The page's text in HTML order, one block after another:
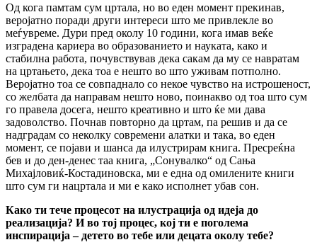
Од кога памтам сум цртала, но во еден момент прекинав,
веројатно поради други интереси што ме привлекле во
меѓувреме. Дури пред околу 10 години, кога имав веќе
изградена кариера во образованието и науката, како и
стабилна работа, почувствував дека сакам да му се навратам
на цртањето, дека тоа е нешто во што уживам потполно.
Веројатно тоа се совпаднало со некое чувство на истрошеност,
со желбата да направам нешто ново, поинакво од тоа што сум
го правела досега, нешто креативно и што ќе ми дава
задоволство. Почнав повторно да цртам, па решив и да се
надградам со неколку современи алатки и така, во еден
момент, се појави и шанса да илустрирам книга. Пресреќна
бев и до ден-денес таа книга, „Сонувалко“ од Сања
Михајловиќ-Костадиновска, ми е една од омилените книги
што сум ги нацртала и ми е како исполнет убав сон.
Како ти тече процесот на илустрација од идеја до
реализација? И во тој процес, кој ти е поголема
инспирација – детето во тебе или децата околу тебе?